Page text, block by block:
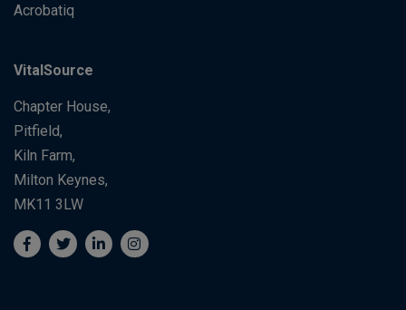
Acrobatiq
VitalSource
Chapter House,
Pitfield,
Kiln Farm,
Milton Keynes,
MK11 3LW